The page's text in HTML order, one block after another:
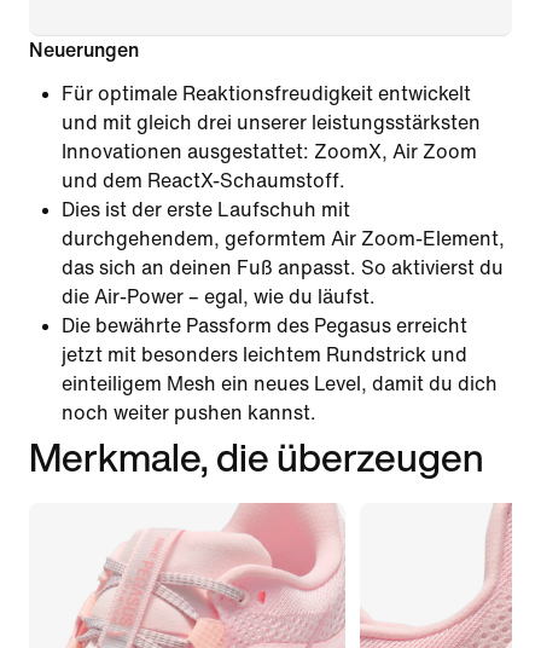
Neuerungen
Für optimale Reaktionsfreudigkeit entwickelt
und mit gleich drei unserer leistungsstärksten
Innovationen ausgestattet: ZoomX, Air Zoom
und dem ReactX-Schaumstoff.
Dies ist der erste Laufschuh mit
durchgehendem, geformtem Air Zoom-Element,
das sich an deinen Fuß anpasst. So aktivierst du
die Air-Power – egal, wie du läufst.
Die bewährte Passform des Pegasus erreicht
jetzt mit besonders leichtem Rundstrick und
einteiligem Mesh ein neues Level, damit du dich
noch weiter pushen kannst.
Merkmale, die überzeugen